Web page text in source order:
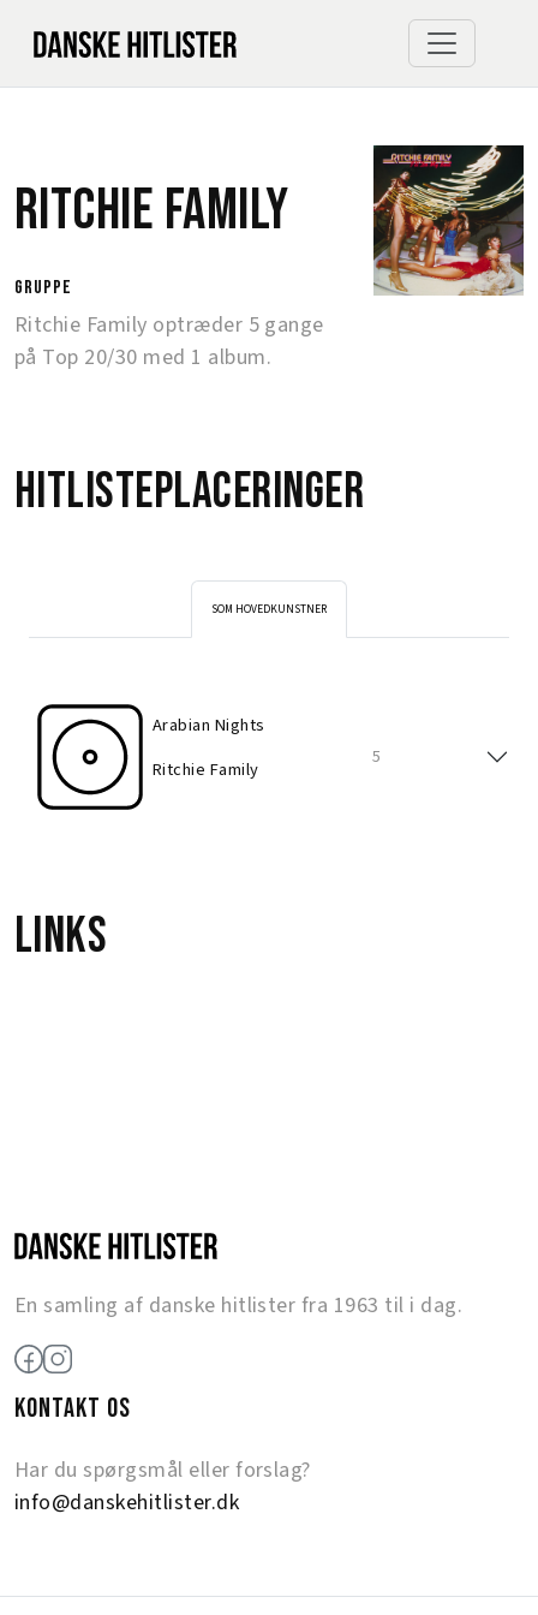
Ritchie Family
gruppe
Ritchie Family optræder 5 gange
på Top 20/30 med 1 album.
Hitlisteplaceringer
SOM HOVEDKUNSTNER
Arabian Nights
Ritchie Family
5
Links
En samling af danske hitlister fra 1963 til i dag.
KONTAKT OS
Har du spørgsmål eller forslag?
info@danskehitlister.dk